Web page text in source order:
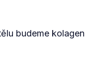
budeme kolagen